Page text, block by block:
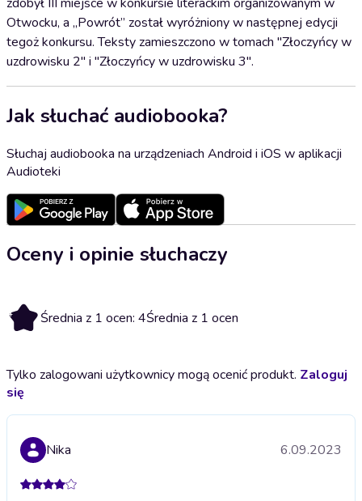
Otwocku, a „Powrót” został wyróżniony w następnej edycji
tegoż konkursu. Teksty zamieszczono w tomach "Złoczyńcy w
uzdrowisku 2" i "Złoczyńcy w uzdrowisku 3".
Jak słuchać audiobooka?
Słuchaj audiobooka na urządzeniach Android i iOS w aplikacji
Audioteki
Oceny i opinie słuchaczy
4 Średnia z 1 ocen: 4Średnia z 1 ocen
Tylko zalogowani użytkownicy mogą ocenić produkt. Zaloguj
się
Nika 6.09.2023